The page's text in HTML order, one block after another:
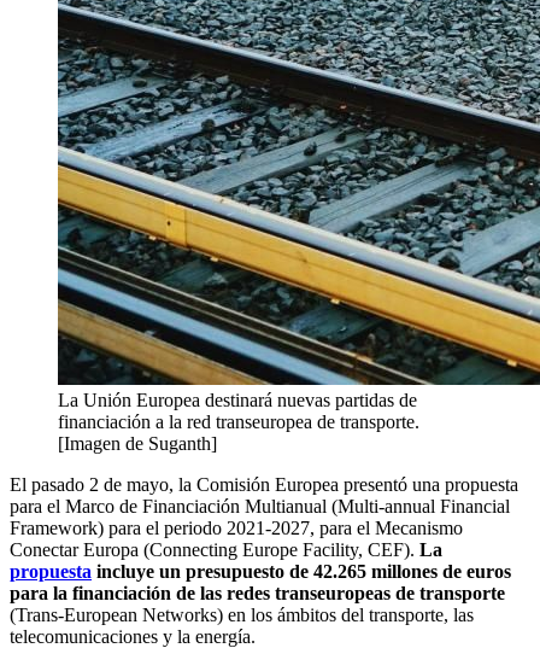
La Unión Europea destinará nuevas partidas de
financiación a la red transeuropea de transporte.
[Imagen de Suganth]
El pasado 2 de mayo, la Comisión Europea presentó una propuesta
para el Marco de Financiación Multianual (Multi-annual Financial
Framework) para el periodo 2021-2027, para el Mecanismo
Conectar Europa (Connecting Europe Facility, CEF). La
propuesta incluye un presupuesto de 42.265 millones de euros
para la financiación de las redes transeuropeas de transporte
(Trans-European Networks) en los ámbitos del transporte, las
telecomunicaciones y la energía.